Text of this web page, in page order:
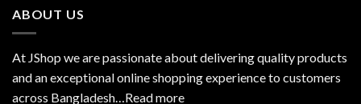
ABOUT US
At JShop we are passionate about delivering quality products
and an exceptional online shopping experience to customers
across Bangladesh…Read more